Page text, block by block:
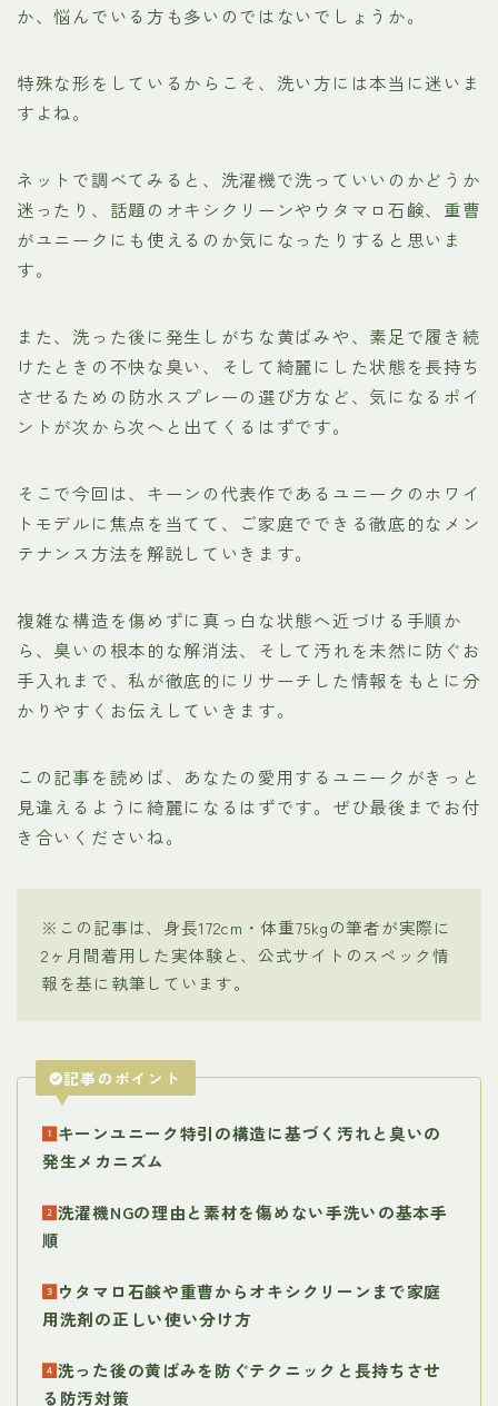
か、悩んでいる方も多いのではないでしょうか。
特殊な形をしているからこそ、洗い方には本当に迷いま
すよね。
ネットで調べてみると、洗濯機で洗っていいのかどうか
迷ったり、話題のオキシクリーンやウタマロ石鹸、重曹
がユニークにも使えるのか気になったりすると思いま
す。
また、洗った後に発生しがちな黄ばみや、素足で履き続
けたときの不快な臭い、そして綺麗にした状態を長持ち
させるための防水スプレーの選び方など、気になるポイ
ントが次から次へと出てくるはずです。
そこで今回は、キーンの代表作であるユニークのホワイ
トモデルに焦点を当てて、ご家庭でできる徹底的なメン
テナンス方法を解説していきます。
複雑な構造を傷めずに真っ白な状態へ近づける手順か
ら、臭いの根本的な解消法、そして汚れを未然に防ぐお
手入れまで、私が徹底的にリサーチした情報をもとに分
かりやすくお伝えしていきます。
この記事を読めば、あなたの愛用するユニークがきっと
見違えるように綺麗になるはずです。ぜひ最後までお付
き合いくださいね。
※この記事は、身長172cm・体重75kgの筆者が実際に
2ヶ月間着用した実体験と、公式サイトのスペック情
報を基に執筆しています。
記事のポイント
キーンユニーク特引の構造に基づく汚れと臭いの
発生メカニズム
洗濯機NGの理由と素材を傷めない手洗いの基本手
順
ウタマロ石鹸や重曹からオキシクリーンまで家庭
用洗剤の正しい使い分け方
洗った後の黄ばみを防ぐテクニックと長持ちさせ
る防汚対策